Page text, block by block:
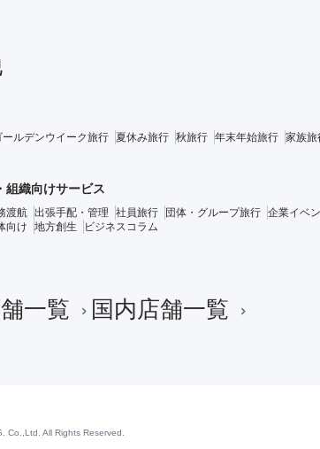
ールデンウイーク旅行 夏休み旅行 秋旅行 年末年始旅行 家族旅
組織向けサービス
渡航 出張手配・管理 社員旅行 団体・グループ旅行 企業イベ
向け
地方創生 ビジネスコラム
一覧 国内店舗一覧
Co.,Ltd. All Rights Reserved.